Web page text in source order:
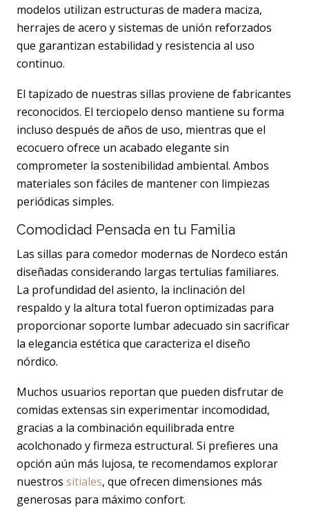
modelos utilizan estructuras de madera maciza,
herrajes de acero y sistemas de unión reforzados
que garantizan estabilidad y resistencia al uso
continuo.
El tapizado de nuestras sillas proviene de fabricantes
reconocidos. El terciopelo denso mantiene su forma
incluso después de años de uso, mientras que el
ecocuero ofrece un acabado elegante sin
comprometer la sostenibilidad ambiental. Ambos
materiales son fáciles de mantener con limpiezas
periódicas simples.
Comodidad Pensada en tu Familia
Las sillas para comedor modernas de Nordeco están
diseñadas considerando largas tertulias familiares.
La profundidad del asiento, la inclinación del
respaldo y la altura total fueron optimizadas para
proporcionar soporte lumbar adecuado sin sacrificar
la elegancia estética que caracteriza el diseño
nórdico.
Muchos usuarios reportan que pueden disfrutar de
comidas extensas sin experimentar incomodidad,
gracias a la combinación equilibrada entre
acolchonado y firmeza estructural. Si prefieres una
opción aún más lujosa, te recomendamos explorar
nuestros sitiales, que ofrecen dimensiones más
generosas para máximo confort.